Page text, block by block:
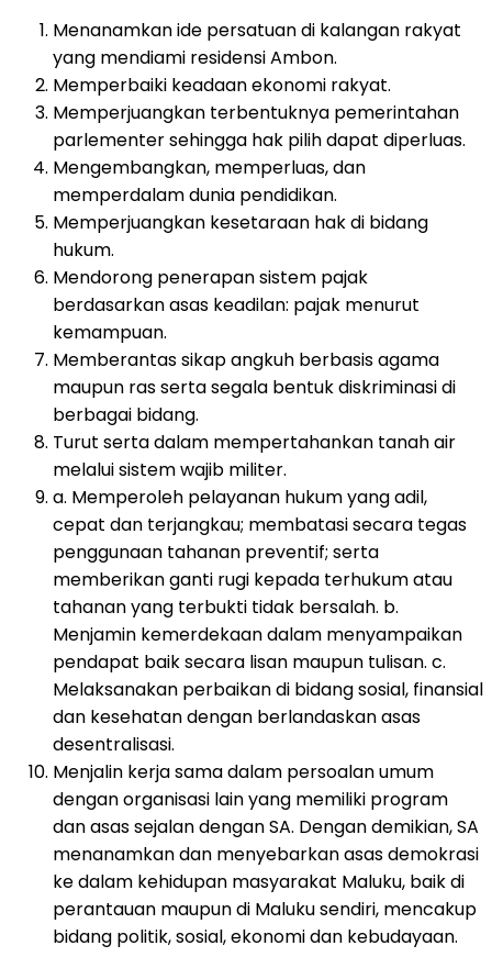
Menanamkan ide persatuan di kalangan rakyat
yang mendiami residensi Ambon.
Memperbaiki keadaan ekonomi rakyat.
Memperjuangkan terbentuknya pemerintahan
parlementer sehingga hak pilih dapat diperluas.
Mengembangkan, memperluas, dan
memperdalam dunia pendidikan.
Memperjuangkan kesetaraan hak di bidang
hukum.
Mendorong penerapan sistem pajak
berdasarkan asas keadilan: pajak menurut
kemampuan.
Memberantas sikap angkuh berbasis agama
maupun ras serta segala bentuk diskriminasi di
berbagai bidang.
Turut serta dalam mempertahankan tanah air
melalui sistem wajib militer.
a. Memperoleh pelayanan hukum yang adil,
cepat dan terjangkau; membatasi secara tegas
penggunaan tahanan preventif; serta
memberikan ganti rugi kepada terhukum atau
tahanan yang terbukti tidak bersalah. b.
Menjamin kemerdekaan dalam menyampaikan
pendapat baik secara lisan maupun tulisan. c.
Melaksanakan perbaikan di bidang sosial, finansial
dan kesehatan dengan berlandaskan asas
desentralisasi.
Menjalin kerja sama dalam persoalan umum
dengan organisasi lain yang memiliki program
dan asas sejalan dengan SA. Dengan demikian, SA
menanamkan dan menyebarkan asas demokrasi
ke dalam kehidupan masyarakat Maluku, baik di
perantauan maupun di Maluku sendiri, mencakup
bidang politik, sosial, ekonomi dan kebudayaan.